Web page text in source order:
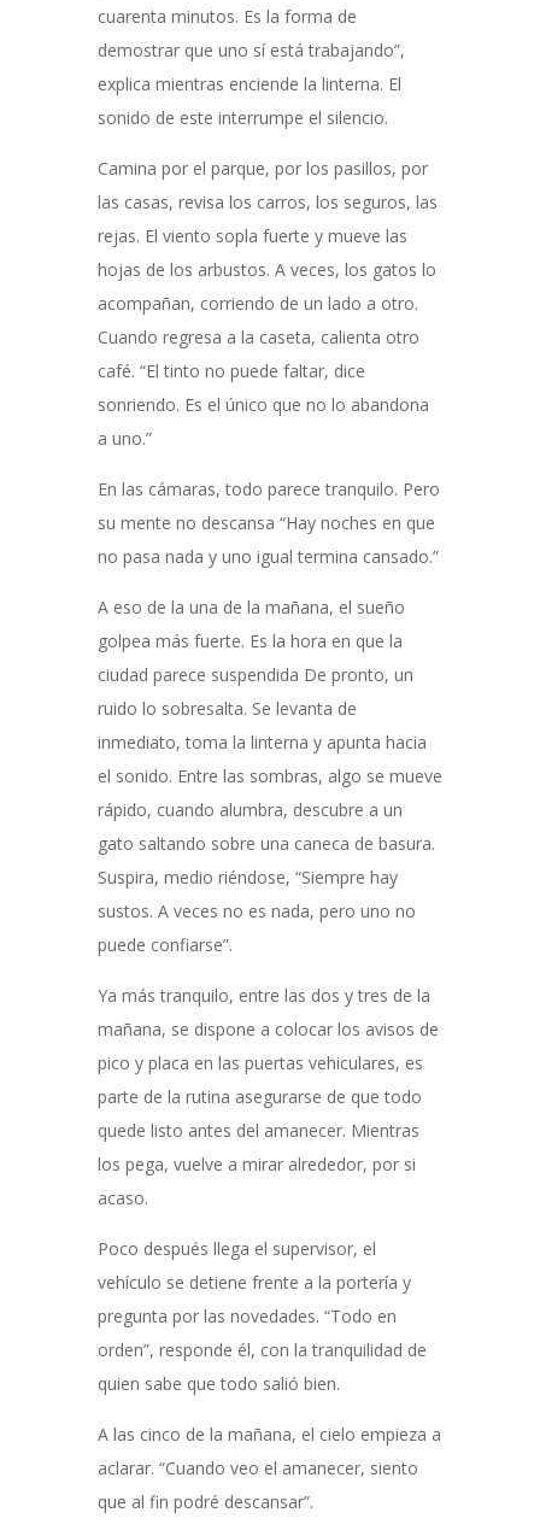
cuarenta minutos. Es la forma de
demostrar que uno sí está trabajando”,
explica mientras enciende la linterna. El
sonido de este interrumpe el silencio.
Camina por el parque, por los pasillos, por
las casas, revisa los carros, los seguros, las
rejas. El viento sopla fuerte y mueve las
hojas de los arbustos. A veces, los gatos lo
acompañan, corriendo de un lado a otro.
Cuando regresa a la caseta, calienta otro
café. “El tinto no puede faltar, dice
sonriendo. Es el único que no lo abandona
a uno.”
En las cámaras, todo parece tranquilo. Pero
su mente no descansa “Hay noches en que
no pasa nada y uno igual termina cansado.”
A eso de la una de la mañana, el sueño
golpea más fuerte. Es la hora en que la
ciudad parece suspendida De pronto, un
ruido lo sobresalta. Se levanta de
inmediato, toma la linterna y apunta hacia
el sonido. Entre las sombras, algo se mueve
rápido, cuando alumbra, descubre a un
gato saltando sobre una caneca de basura.
Suspira, medio riéndose, “Siempre hay
sustos. A veces no es nada, pero uno no
puede confiarse”.
Ya más tranquilo, entre las dos y tres de la
mañana, se dispone a colocar los avisos de
pico y placa en las puertas vehiculares, es
parte de la rutina asegurarse de que todo
quede listo antes del amanecer. Mientras
los pega, vuelve a mirar alrededor, por si
acaso.
Poco después llega el supervisor, el
vehículo se detiene frente a la portería y
pregunta por las novedades. “Todo en
orden”, responde él, con la tranquilidad de
quien sabe que todo salió bien.
A las cinco de la mañana, el cielo empieza a
aclarar. “Cuando veo el amanecer, siento
que al fin podré descansar”.